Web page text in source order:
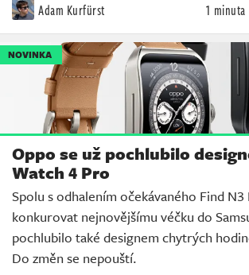
Adam Kurfürst 1 minuta
NOVINKA
Oppo se už pochlubilo
Watch 4 Pro
Spolu s odhalením očekávaného Find
konkurovat nejnovějšímu véčku do
pochlubilo také designem chytrých
Do změn se nepouští.